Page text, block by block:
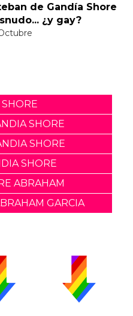
de Gandía Shore
¿y gay?
SHORE
SHORE
SHORE
ABRAHAM
GARCIA